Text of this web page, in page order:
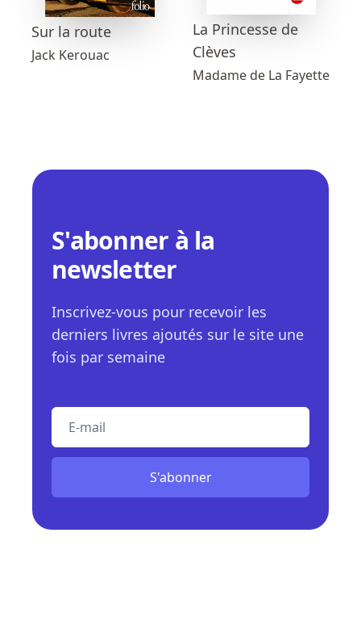
Sur la route
Jack Kerouac
La Princesse de
Clèves
Madame de La Fayette
S'abonner à la
newsletter
Inscrivez-vous pour recevoir les
derniers livres ajoutés sur le site une
fois par semaine
E-mail
S'abonner